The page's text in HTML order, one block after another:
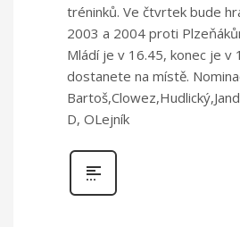
tréninků. Ve čtvrtek bude
2003 a 2004 proti
Mládí je v 16.45, konec je v
dostanete na místě.
D, OLejník